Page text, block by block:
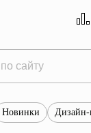
Новинки Дизайн-